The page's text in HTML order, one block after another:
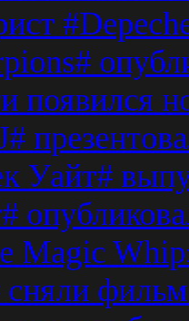
появился
Уайт#
Magic